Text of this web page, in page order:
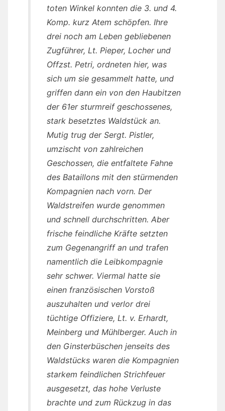
toten Winkel konnten die 3. und 4.
Komp. kurz Atem schöpfen. Ihre
drei noch am Leben gebliebenen
Zugführer, Lt. Pieper, Locher und
Offzst. Petri, ordneten hier, was
sich um sie gesammelt hatte, und
griffen dann ein von den Haubitzen
der 61er sturmreif geschossenes,
stark besetztes Waldstück an.
Mutig trug der Sergt. Pistler,
umzischt von zahlreichen
Geschossen, die entfaltete Fahne
des Bataillons mit den stürmenden
Kompagnien nach vorn. Der
Waldstreifen wurde genommen
und schnell durchschritten. Aber
frische feindliche Kräfte setzten
zum Gegenangriff an und trafen
namentlich die Leibkompagnie
sehr schwer. Viermal hatte sie
einen französischen Vorstoß
auszuhalten und verlor drei
tüchtige Offiziere, Lt. v. Erhardt,
Meinberg und Mühlberger. Auch in
den Ginsterbüschen jenseits des
Waldstücks waren die Kompagnien
starkem feindlichen Strichfeuer
ausgesetzt, das hohe Verluste
brachte und zum Rückzug in das